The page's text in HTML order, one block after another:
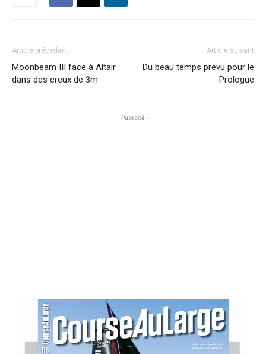
Article précédent
Moonbeam III face à Altair
dans des creux de 3m
Article suivant
Du beau temps prévu pour le
Prologue
- Publicité -